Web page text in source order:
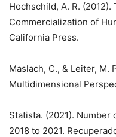
Hochschild, A. R.
Commercialization of
California Press.
Maslach, C., & Leiter, M.
Multidimensional
Statista. (2021).
2018 to 2021.